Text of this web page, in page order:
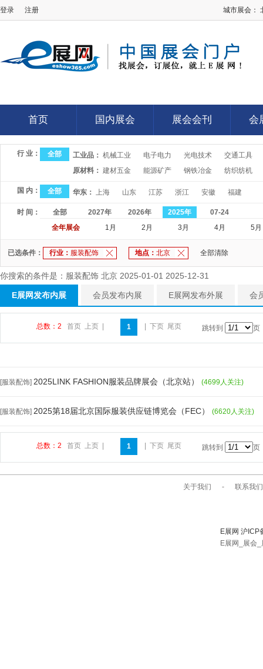
登录 注册 城市展会：
首页
首页
国内展会
国内展会
展会会刊
展会会刊
会
会
行 业： 全部 工业品： 机械工业 电子电力 光电技术
交通工具
原材料： 建材五金 能源矿产 钢铁冶金 纺织纺机
国 内： 全部 华东： 上海 山东 江苏 浙江 安徽 福建
时 间： 全部 2027年 2026年 2025年
07-24
全年展会
1月 2月 3月 4月 5月
已选条件： 行业： 服装配饰 地点： 北京 全部清除
你搜索的条件是：服装配饰 北京 2025-01-01 2025-12-31
E展网发布内展 会员发布内展 E展网发布外展 会
总数：2 首页 上页 1 下页 尾页 跳转到 页
[服装配饰] 2025LINK FASHION服装品牌展会（北京站） (4699人关注)
[服装配饰] 2025第18届北京国际服装供应链博览会（FEC） (6620人关注)
总数：2 首页 上页 1 下页 尾页 跳转到 页
关于我们 - 联系我们
E展网 沪
E展网_展会